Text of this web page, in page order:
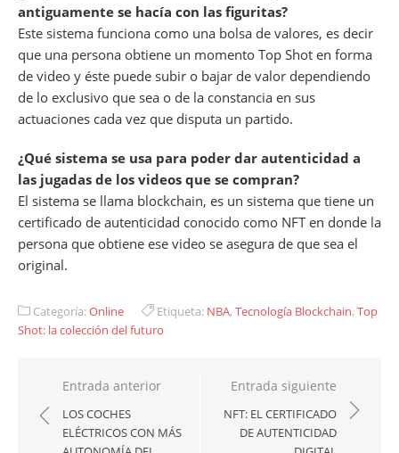
antiguamente se hacía con las figuritas?
Este sistema funciona como una bolsa de valores, es decir
que una persona obtiene un momento Top Shot en forma
de video y éste puede subir o bajar de valor dependiendo
de lo exclusivo que sea o de la constancia en sus
actuaciones cada vez que disputa un partido.
¿Qué sistema se usa para poder dar autenticidad a
las jugadas de los videos que se compran?
El sistema se llama blockchain, es un sistema que tiene un
certificado de autenticidad conocido como NFT en donde la
persona que obtiene ese video se asegura de que sea el
original.
Categoría:Online Etiqueta: NBA, Tecnología Blockchain, Top
Shot: la colección del futuro
Navegación
de
entradas
Entrada anterior
LOS COCHES
ELÉCTRICOS CON MÁS
Entrada siguiente
NFT: EL CERTIFICADO
DE AUTENTICIDAD